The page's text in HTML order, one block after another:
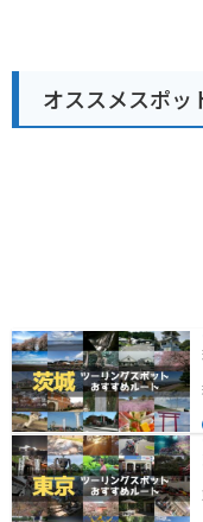
ど
ポット
め
周
オススメスポッ